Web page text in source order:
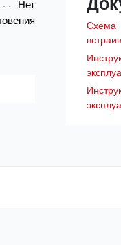
Нет
Схема